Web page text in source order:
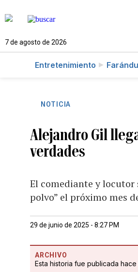
7 de agosto de 2026
Entretenimiento
NOTICIA
Alejandro Gil
verdades
El comediante y locutor
polvo” el próximo mes
29 de junio de 2025 - 8:27 PM
ARCHIVO
Esta historia fue publicada hace